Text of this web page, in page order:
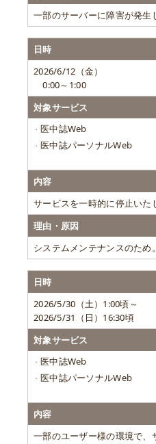
一部のサーバーに障害が発生
日時
2026/6/12（金）
0:00～1:00
対象サービス
医中誌Web
医中誌パーソナルWeb
内容
サービスを一時的に停止いた
理由・原因
システムメンテナンスのため。
日時
2026/5/30（土）1:00頃～
2026/5/31（日）16:30頃
対象サービス
医中誌Web
医中誌パーソナルWeb
内容
一部のユーザー様の環境で、